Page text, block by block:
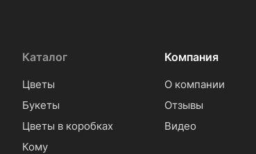
Каталог
Цветы
Букеты
Цветы в коробках
Кому
Компания
О компании
Отзывы
Видео